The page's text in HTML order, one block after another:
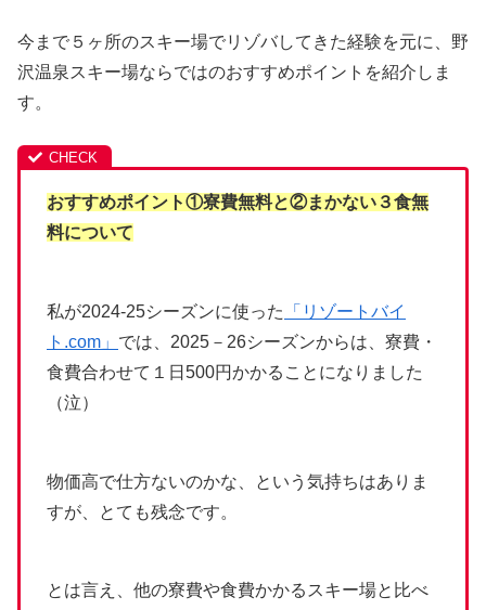
今まで５ヶ所のスキー場でリゾバしてきた経験を元に、野
沢温泉スキー場ならではのおすすめポイントを紹介しま
す。
おすすめポイント①寮費無料と②まかない３食無
料について
私が2024-25シーズンに使った
「リゾートバイ
ト.com」 では、2025－26シーズンからは、寮費・
食費合わせて１日500円かかることになりました
（泣）
物価高で仕方ないのかな、という気持ちはありま
すが、とても残念です。
とは言え、他の寮費や食費かかるスキー場と比べ